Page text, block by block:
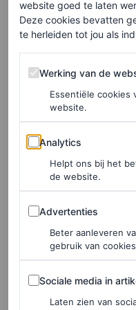
In de clip heeft
met een
The Day of the Jackal,
gebruiken tegen een
over na?”, merkt
aanvallen, zou ik niet
Dan springt Ronan in.
aan moeten denken”,
het applaus van het
getimede opmerking:
Elke week onze
Schrijf je hier in
website goed te laten
Deze cookies bevatten
te herleiden tot jou als
Werking van de website
Werking van de
Essentiële cookies
website.
Analytics
Analytics
Helpt ons bij het
de website.
Advertenties
Advertenties
Beter aanleveren
gebruik van
Sociale media in
Sociale media in
Laten zien van